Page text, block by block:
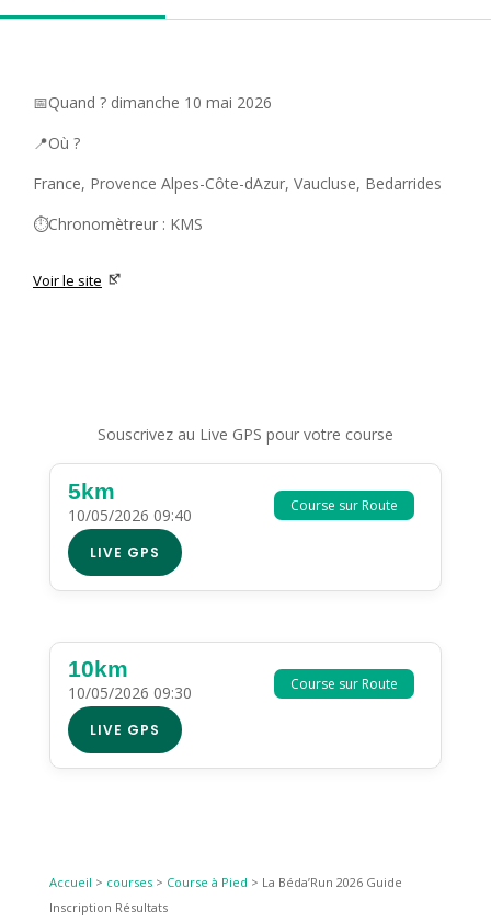
📅Quand ? dimanche 10 mai 2026
📍Où ?
France, Provence Alpes-Côte-dAzur, Vaucluse, Bedarrides
⏱️Chronomètreur : KMS
Voir le site
Souscrivez au Live GPS pour votre course
Course sur Route
5km
10/05/2026 09:40
LIVE GPS
Course sur Route
10km
10/05/2026 09:30
LIVE GPS
Accueil > courses> Course à Pied > La Béda’Run 2026 Guide
Inscription Résultats